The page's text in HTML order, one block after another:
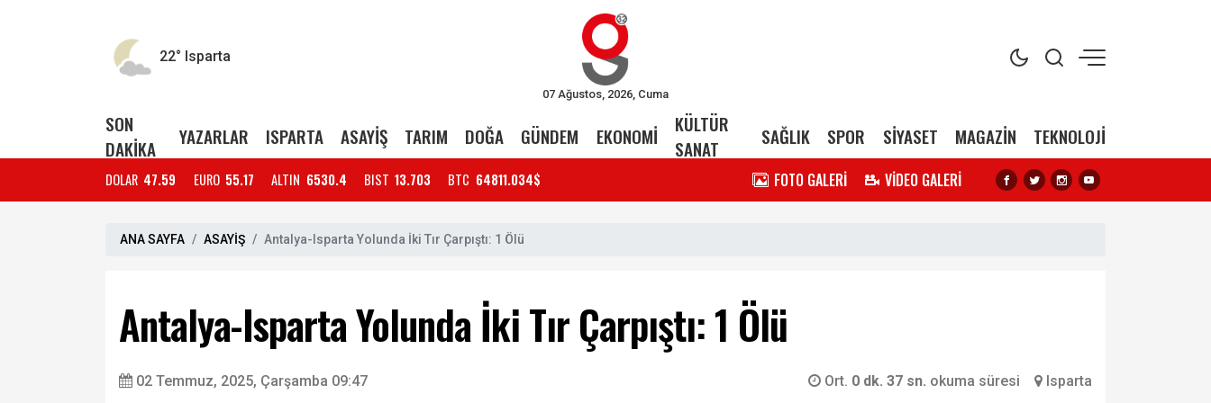
22° Isparta
07 Ağustos, 2026, Cuma
SON
DAKİKA
YAZARLAR ISPARTA ASAYİŞ TARIM DOĞA GÜNDEM EKONOMİ
KÜLTÜR
SANAT
SAĞLIK SPOR SİYASET MAGAZİN TEKNOLOJİ
DOLAR 47.59 EURO 55.17 ALTIN 6530.4 BIST 13.703 BTC 64811.034$ FOTO GALERİ VİDEO GALERİ
ANA SAYFA ASAYİŞ Antalya-Isparta Yolunda İki Tır Çarpıştı: 1 Ölü
Antalya-Isparta Yolunda İki Tır Çarpıştı: 1 Ölü
02 Temmuz, 2025, Çarşamba 09:47 Ort. 0 dk. 37 sn. okuma süresi Isparta